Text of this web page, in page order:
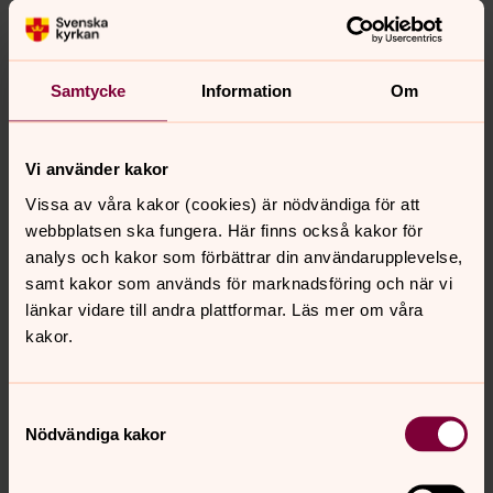
Samtycke Information Om
Vi använder kakor
Vissa av våra kakor (cookies) är nödvändiga för att
webbplatsen ska fungera. Här finns också kakor för
analys och kakor som förbättrar din användarupplevelse,
samt kakor som används för marknadsföring och när vi
länkar vidare till andra plattformar. Läs mer om våra
kakor.
Nödvändiga kakor
enda ord.
här de bästa svar jag har: Jag vet inte varför Gud inte
alltid gör det vi ber om, men jag har märkt att han alltid
Så nog var Gud där ändå, på min flygresa. Kanske såg
han inte ut som jag hade väntat mig. Kanske gör han
aldrig det. Kanske har livet lärt mig att Gud är större än
jag trodde.
Och något har livet definitivt lärt mig: Numera gillar jag
fisksoppa.
präst, Uppsala